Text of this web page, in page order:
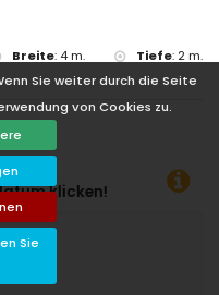
Sie weiter durch die Seite
von Cookies zu.
Sie
Breite: 4 m. Tiefe: 2 m.